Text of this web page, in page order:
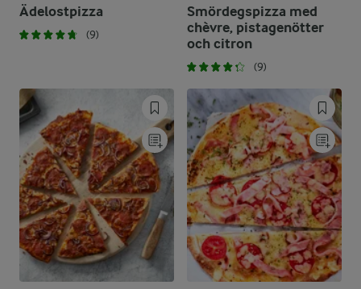
Ädelostpizza
(9)
Smördegspizza med
chèvre, pistagenötter
och citron
(9)